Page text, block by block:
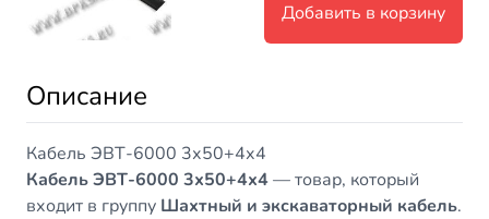
Добавить в корзину
Описание
Кабель ЭВТ-6000 3х50+4х4
Кабель ЭВТ-6000 3х50+4х4— товар, который
входит в группу Шахтный и экскаваторный кабель.